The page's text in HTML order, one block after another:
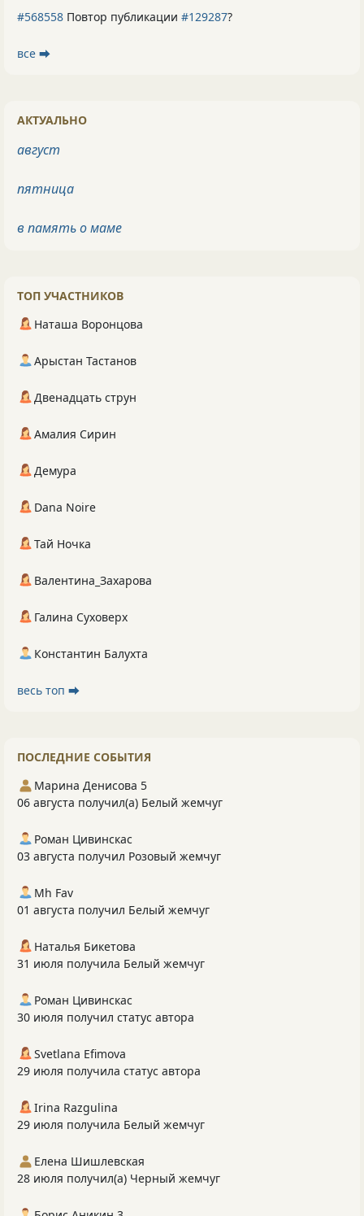
#568558 Повтор публикации #129287?
все ⮕
АКТУАЛЬНО
август
пятница
в память о маме
ТОП УЧАСТНИКОВ
Наташа Воронцова
Арыстан Тастанов
Двенадцать струн
Амалия Сирин
Демура
Dana Noire
Тай Ночка
Валентина_Захарова
Галина Суховерх
Константин Балухта
весь топ ⮕
ПОСЛЕДНИЕ СОБЫТИЯ
Марина Денисова 5
06 августа получил(а) Белый жемчуг
Роман Цивинскас
03 августа получил Розовый жемчуг
Mh Fav
01 августа получил Белый жемчуг
Наталья Бикетова
31 июля получила Белый жемчуг
Роман Цивинскас
30 июля получил статус автора
Svetlana Efimova
29 июля получила статус автора
Irina Razgulina
29 июля получила Белый жемчуг
Елена Шишлевская
28 июля получил(а) Черный жемчуг